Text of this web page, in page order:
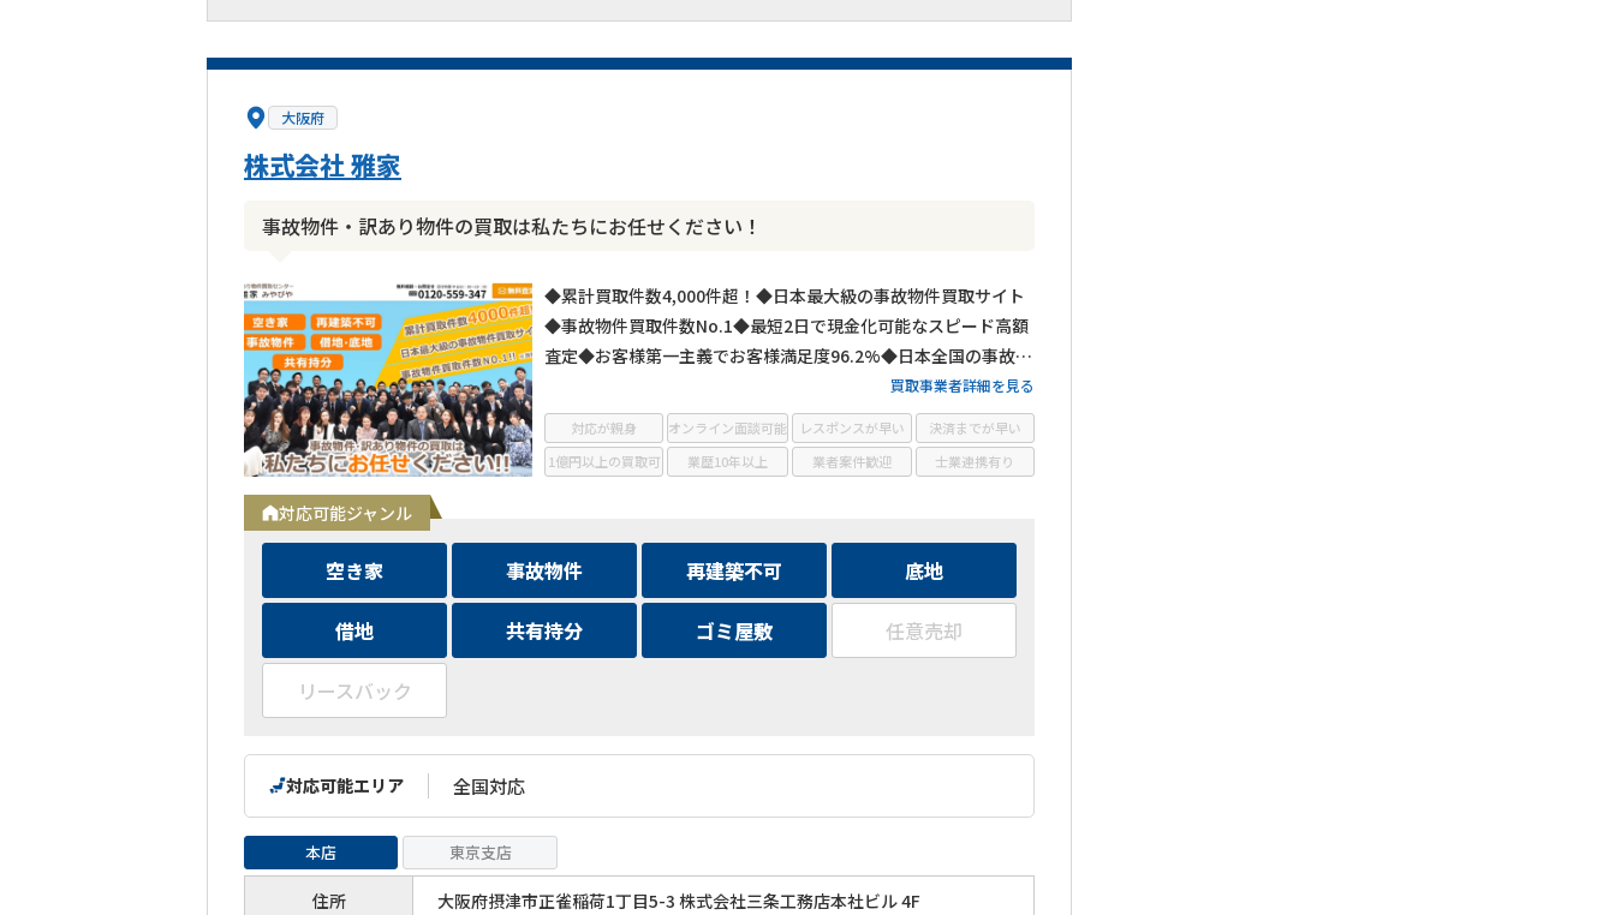
大阪府
株式会社 雅家
事故物件・訳あり物件の買取は私たちにお任せください！
◆累計買取件数4,000件超！◆日本最大級の事故物件買取サイト
◆事故物件買取件数No.1◆最短2日で現金化可能なスピード高額
査定◆お客様第一主義でお客様満足度96.2%◆日本全国の事故物
買取事業者詳細を見る
対応可能ジャンル
空き家 事故物件 再建築不可 底地
借地 共有持分 ゴミ屋敷 任意売却
リースバック
本店 東京支店
住所 大阪府摂津市正雀稲荷1丁目5-3 株式会社三条工務店本社ビル 4F
対応可能エリア 全国対応
対応が親身 オンライン面談可能 レスポンスが早い
決済までが早い
1億円以上の買取可
業歴10年以上 業者案件歓迎 士業連携有り